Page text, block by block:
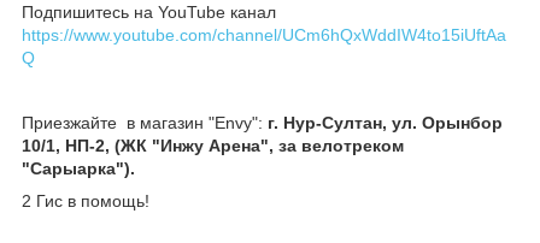
Подпишитесь на YouTube канал
https://www.youtube.com/channel/UCm6hQxWddIW4to15iUftAa
Q
Приезжайте в магазин "Envy": г. Нур-Султан, ул. Орынбор
10/1, НП-2, (ЖК "Инжу Арена", за велотреком
"Сарыарка").
2 Гис в помощь!